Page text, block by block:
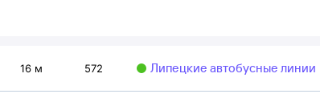
16 м 572 Липецкие автобусные линии